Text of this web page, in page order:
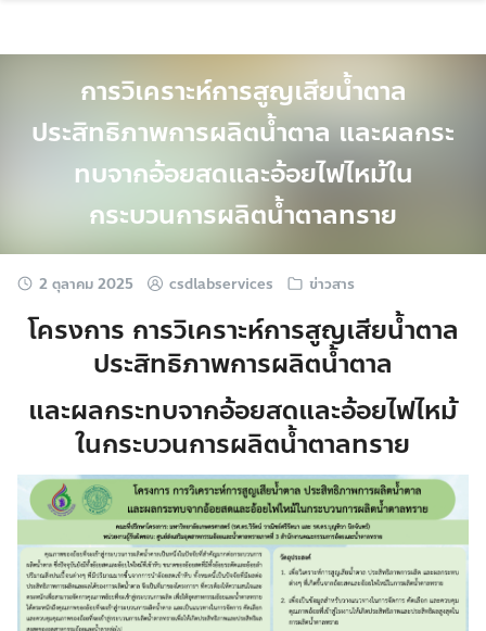
การวิเคราะห์การสูญเสียน้ำตาล
ประสิทธิภาพการผลิตน้ำตาล และผลกระ
ทบจากอ้อยสดและอ้อยไฟไหม้ใน
กระบวนการผลิตน้ำตาลทราย
2 ตุลาคม 2025 csdlabservices ข่าวสาร
โครงการ การวิเคราะห์การสูญเสียน้ำตาล
ประสิทธิภาพการผลิตน้ำตาล
และผลกระทบจากอ้อยสดและอ้อยไฟไหม้
ในกระบวนการผลิตน้ำตาลทราย